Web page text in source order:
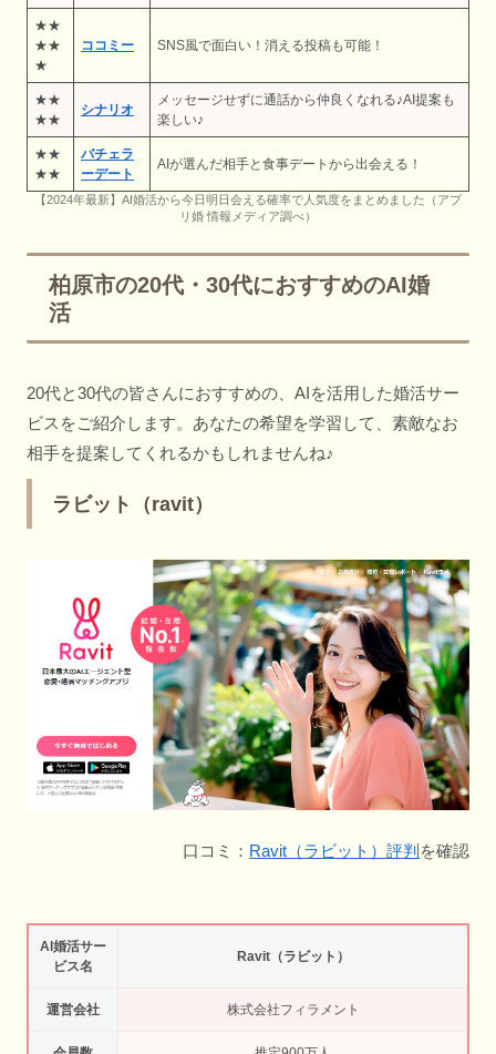
★★
★★
★
ココミー SNS風で面白い！消える投稿も可能！
★★
★★
シナリオ
メッセージせずに通話から仲良くなれる♪AI提案も
楽しい♪
★★
★★
バチェラ
ーデート
AIが選んだ相手と食事デートから出会える！
【2024年最新】AI婚活から今日明日会える確率で人気度をまとめました（アプ
リ婚 情報メディア調べ）
柏原市の20代・30代におすすめのAI婚
活
20代と30代の皆さんにおすすめの、AIを活用した婚活サー
ビスをご紹介します。あなたの希望を学習して、素敵なお
相手を提案してくれるかもしれませんね♪
ラビット（ravit）
口コミ： Ravit（ラビット）評判 を確認
AI婚活サー
ビス名
Ravit（ラビット）
運営会社 株式会社フィラメント